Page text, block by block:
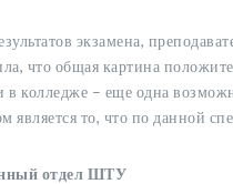
экзамена,
что общая картина
в колледже – еще одна
является то, что по данной
отдел ШТУ